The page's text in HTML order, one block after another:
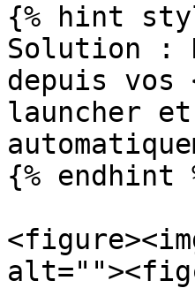
{% hint
Solution :
depuis vos
launcher
{% endhint